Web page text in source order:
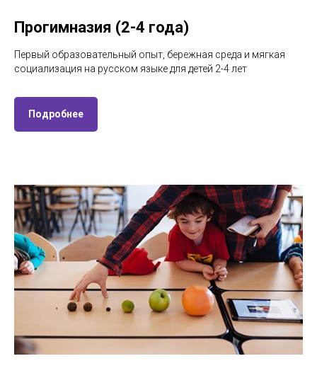
Прогимназия (2-4 года)
Первый образовательный опыт, бережная среда и мягкая
социализация на русском языке для детей 2-4 лет
Подробнее